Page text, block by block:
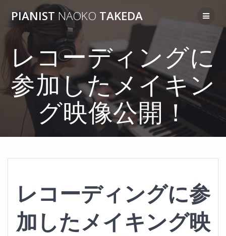
ン
へ
ッ
プ
PIANIST NAOKO TAKEDA
レコーディングに
参加したメイキン
グ映像公開！
レコーディングに参
加したメイキング映